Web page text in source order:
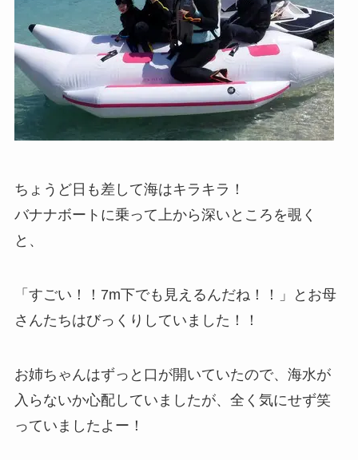
ちょうど日も差して海はキラキラ！
バナナボートに乗って上から深いところを覗く
と、
「すごい！！7m下でも見えるんだね！！」とお母
さんたちはびっくりしていました！！
お姉ちゃんはずっと口が開いていたので、海水が
入らないか心配していましたが、全く気にせず笑
っていましたよー！